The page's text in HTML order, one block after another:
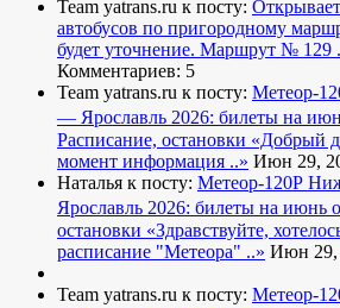
Team yatrans.ru к посту:
автобусов по пригородному
будет уточнение. Маршрут № 129
Комментариев: 5
Team yatrans.ru к посту: Метеор-
— Ярославль 2026: билеты на
Расписание, остановки «Добрый
момент информация ..» Июн 29,
Наталья к посту: Метеор-120Р
Ярославль 2026: билеты на июнь
остановки «Здравствуйте,
расписание "Метеора" ..» Июн 29,
Team yatrans.ru к посту: Метеор-